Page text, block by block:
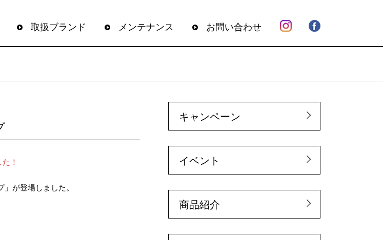
取扱ブランド メンテナンス お問い合わせ
！
が登場しました。
キャンペーン
イベント
商品紹介